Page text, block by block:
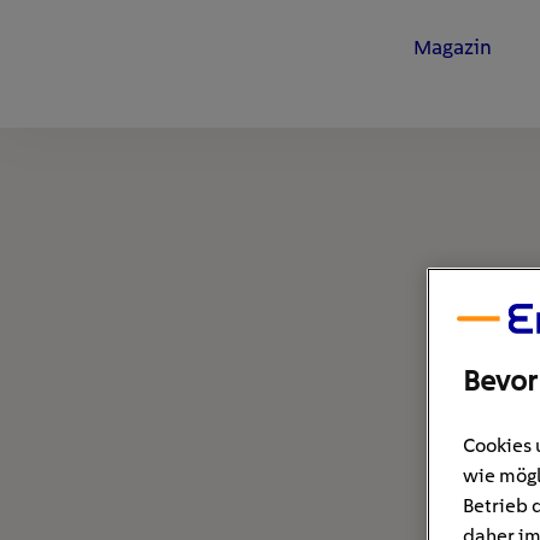
Magazin
Cookies
wie
Betrieb